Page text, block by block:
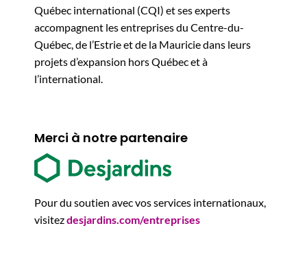
Québec international (CQI) et ses experts
accompagnent les entreprises du Centre-du-
Québec, de l’Estrie et de la Mauricie dans leurs
projets d’expansion hors Québec et à
l’international.
Merci à notre partenaire
Pour du soutien avec vos services internationaux,
visitezdesjardins.com/entreprises